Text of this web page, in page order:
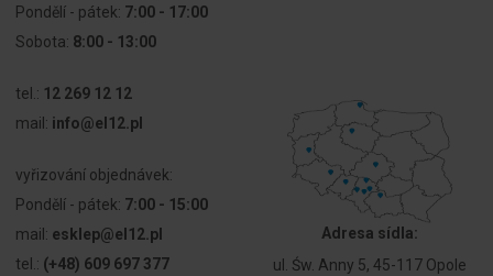
Sposób
pomocniczego
Połączenie
Sposób
mocowania
Montaż
czołowy
Pondělí - pátek: 7:00 - 17:00
Sobota: 8:00 - 13:00
tel.: 12 269 12 12
mail: info@el12.pl
vyřizování objednávek:
Pondělí - pátek: 7:00 - 15:00
mail: esklep@el12.pl
tel.: (+48) 609 697 377
Adresa sídla:
ul. Św. Anny 5, 45-117 Opole